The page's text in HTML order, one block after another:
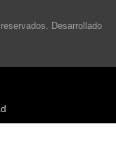
Desarrollado